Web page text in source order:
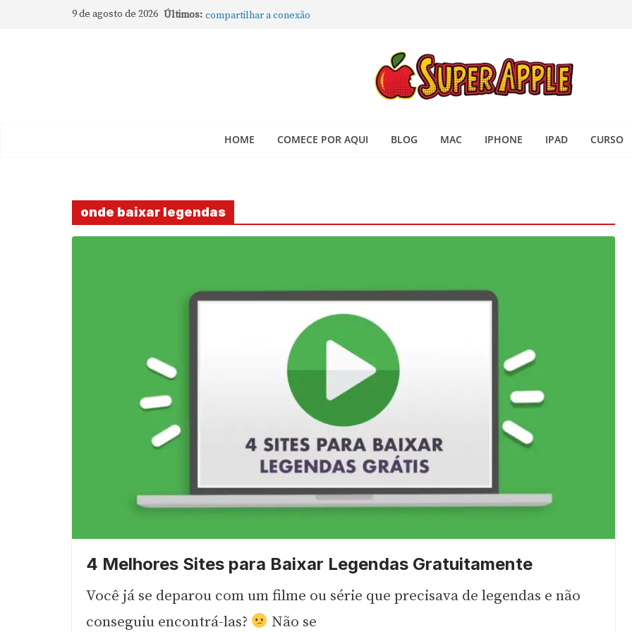
9 de agosto de 2026 Últimos:
compartilhar a conexão
Como Usar os Cantos de Acesso Rápido no Mac
Como fechar rapidamente todas as janelas ou aplicativos
Como gravar tela do MacBook: passo a passo simples
HOME COMECE POR AQUI BLOG MAC IPHONE IPAD CURSO
onde baixar legendas
4 Melhores Sites para Baixar Legendas Gratuitamente
Você já se deparou com um filme ou série que precisava de legendas e não
conseguiu encontrá-las?
Não se